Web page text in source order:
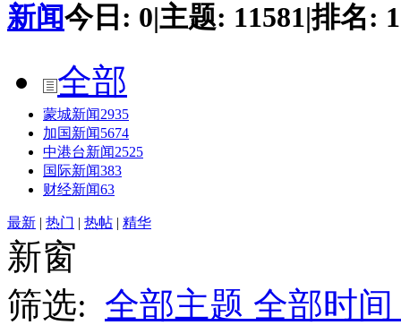
新闻今日: 0|主题: 11581|排名: 1
全部
蒙城新闻2935
加国新闻5674
中港台新闻2525
国际新闻383
财经新闻63
最新 | 热门 | 热帖 | 精华
新窗
筛选: 全部主题 全部时间